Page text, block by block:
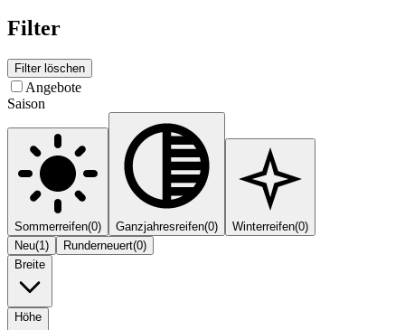
Filter
Filter löschen
Angebote
Saison
Sommerreifen(0) Ganzjahresreifen(0) Winterreifen(0)
Neu(1) Runderneuert(0)
Breite
Höhe